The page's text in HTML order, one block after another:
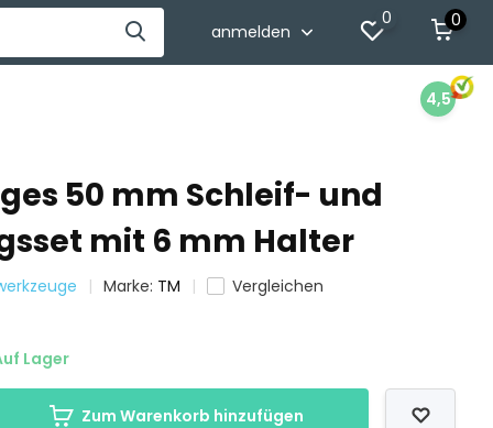
anmelden
0 0
4,5
50 mm Schleif- und
mit 6 mm Halter
Marke: TM
Vergleichen
Lager
Zum Warenkorb hinzufügen